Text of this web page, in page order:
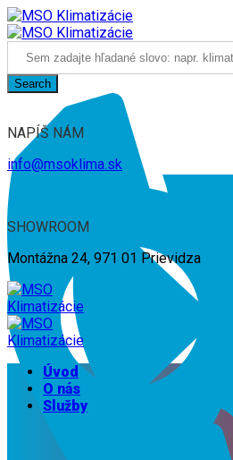
Search
NAPÍŠ NÁM
info@msoklima.sk
SHOWROOM
Montážna 24, 971 01 Prievidza
Úvod
O nás
Služby